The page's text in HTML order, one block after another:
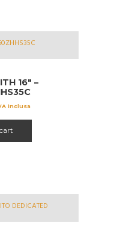
16″ –
inclusa